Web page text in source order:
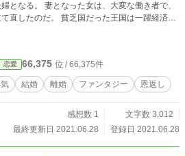
となる。 妻となった女は、大変な働き者で、
直したのだ。 貧乏国だった王国は一躍経済大
る。 今まで見向きもされなかった王子は、一
婚してしまう。 実は、働き者の妻は、昔助け
の化身であったのだ。 女神と離縁してから
増して、貧乏になり、浮気相手にも愛想を尽
び、どん底を味わうものの、もう女神様は戻っ
恋愛 66,375 位 / 66,375件
結婚 離婚 ファンタジー 恩返し
感想数 1
文字数 3,012
最終更新日 2021.06.28
登録日 2021.06.28